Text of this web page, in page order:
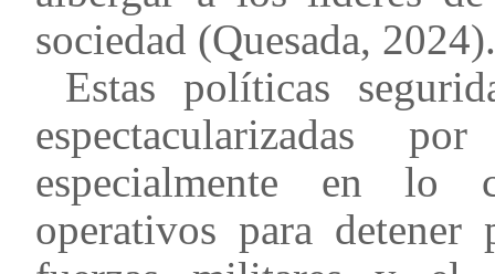
sociedad (Quesada, 2024).
Estas políticas
espectacularizadas
especialmente en lo
operativos para detener